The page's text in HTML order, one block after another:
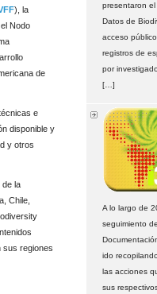
), la
Nodo
de
e
disponible y
y otros
de la
Chile,
sus regiones
presentaron
Datos de
acceso
registros de
por
[…]
A lo largo de
seguimiento
ido
las acciones
sus